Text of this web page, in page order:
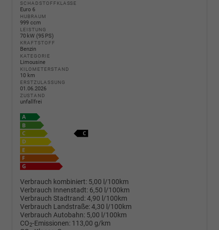
SCHADSTOFFKLASSE
Euro 6
HUBRAUM
999 ccm
LEISTUNG
70 kW (95 PS)
KRAFTSTOFF
Benzin
KATEGORIE
Limousine
KILOMETERSTAND
10 km
ERSTZULASSUNG
01.06.2026
ZUSTAND
unfallfrei
Verbrauch kombiniert: 5,00 l/100km
Verbrauch Innenstadt: 6,50 l/100km
Verbrauch Stadtrand:4,90 l/100km
Verbrauch Landstraße:4,30 l/100km
Verbrauch Autobahn: 5,00 l/100km
CO2-Emissionen: 113,00 g/km